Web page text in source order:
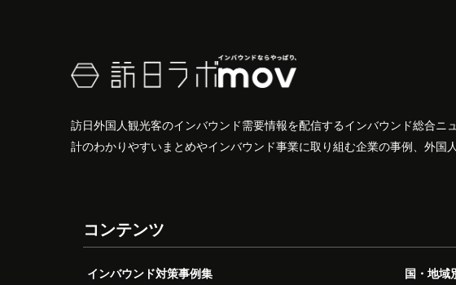
訪日外国人観光客のインバウンド需要情報を配信するインバウンド総合
計のわかりやすいまとめやインバウンド事業に取り組む企業の事例、外国
コンテンツ
インバウンド対策事例集
国・地域